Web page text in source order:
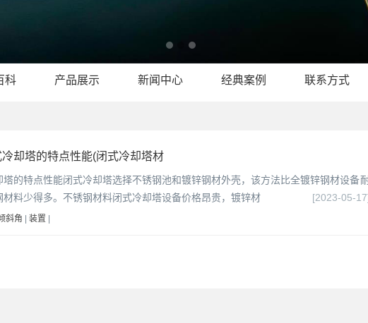
科 产品展示 新闻中心 经典案例 联系方式
却塔的特点性能(闭式冷却塔材
的特点性能闭式冷却塔选择不锈钢池和镀锌钢材外壳，该方法比全镀锌钢材设备
料少得多。不锈钢材料闭式冷却塔设备价格昂贵，镀锌材
[2023-05-
斜角 | 装置 |